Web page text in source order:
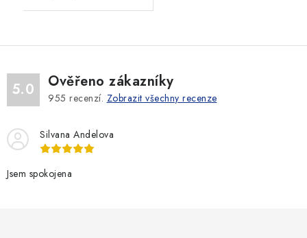
5.0 Ověřeno zákazníky
955 recenzí. Zobrazit všechny recenze
Silvana Andelova
Jsem spokojena